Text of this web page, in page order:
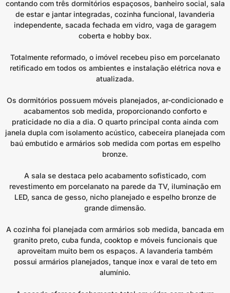
contando com três dormitórios espaçosos, banheiro social, sala
de estar e jantar integradas, cozinha funcional, lavanderia
independente, sacada fechada em vidro, vaga de garagem
coberta e hobby box.
Totalmente reformado, o imóvel recebeu piso em porcelanato
retificado em todos os ambientes e instalação elétrica nova e
atualizada.
Os dormitórios possuem móveis planejados, ar-condicionado e
acabamentos sob medida, proporcionando conforto e
praticidade no dia a dia. O quarto principal conta ainda com
janela dupla com isolamento acústico, cabeceira planejada com
baú embutido e armários sob medida com portas em espelho
bronze.
A sala se destaca pelo acabamento sofisticado, com
revestimento em porcelanato na parede da TV, iluminação em
LED, sanca de gesso, nicho planejado e espelho bronze de
grande dimensão.
A cozinha foi planejada com armários sob medida, bancada em
granito preto, cuba funda, cooktop e móveis funcionais que
aproveitam muito bem os espaços. A lavanderia também
possui armários planejados, tanque inox e varal de teto em
alumínio.